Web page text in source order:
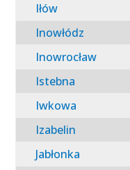
Iłów
Inowłódz
Inowrocław
Istebna
Iwkowa
Izabelin
Jabłonka